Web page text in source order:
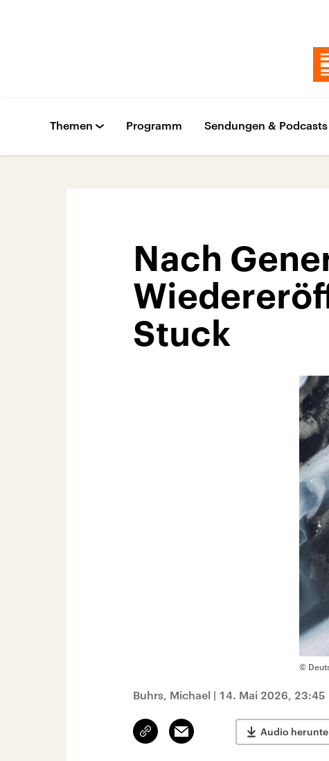
Themen Programm Sendungen & Podcasts
Nach
Stuck
©
Buhrs, Michael | 14. Mai 2026, 23:45
Link
kopieren/teilen
Email Audio